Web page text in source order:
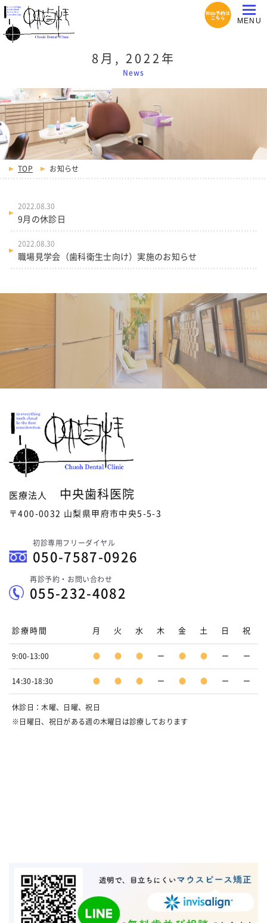
8月, 2022年
News
TOP お知らせ
2022.08.30
9月の休診日
2022.08.30
職場見学会（歯科衛生士向け）実施のお知らせ
医療法人 中央歯科医院
〒400-0032 山梨県甲府市中央5-5-3
初診専用フリーダイヤル
050-7587-0926
再診予約・お問い合わせ
055-232-4082
診療時間 月 火 水 木 金 土 日 祝
9:00-13:00 ● ● ● ー ● ● ー ー
14:30-18:30 ● ● ● ー ● ● ー ー
休診日：木曜、日曜、祝日
※日曜日、祝日がある週の木曜日は診療しております